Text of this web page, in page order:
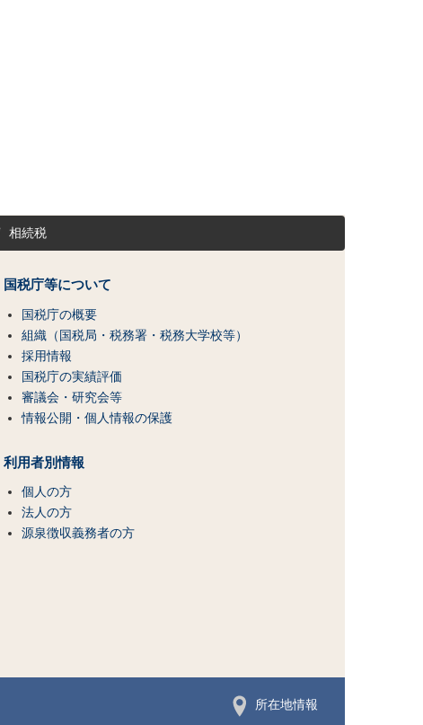
相続税
国税庁等について
国税庁の概要
組織（国税局・税務署・税務大学校等）
採用情報
国税庁の実績評価
審議会・研究会等
情報公開・個人情報の保護
利用者別情報
個人の方
法人の方
源泉徴収義務者の方
所在地情報